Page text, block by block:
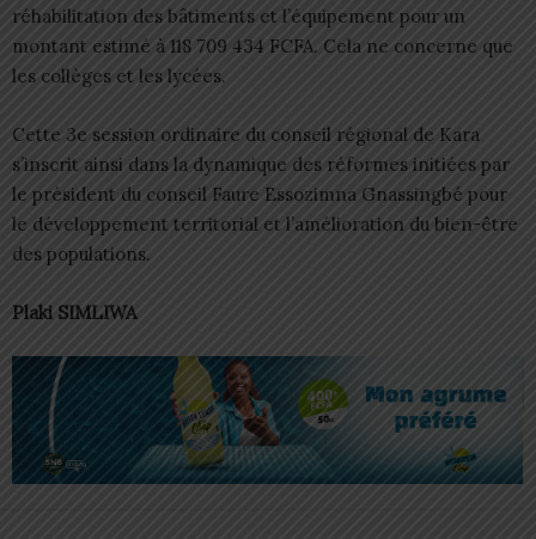
réhabilitation des bâtiments et l’équipement pour un
montant estimé à 118 709 434 FCFA. Cela ne concerne que
les collèges et les lycées.
Cette 3e session ordinaire du conseil régional de Kara
s’inscrit ainsi dans la dynamique des réformes initiées par
le président du conseil Faure Essozimna Gnassingbé pour
le développement territorial et l’amélioration du bien-être
des populations.
Plaki SIMLIWA